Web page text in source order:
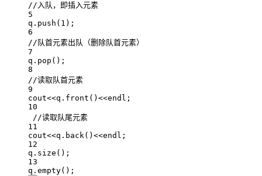
//入队，即插入元素
5
q. push ( 1 );
6
//队首元素出队（删除队首元素）
7
q. pop ();
8
//读取队首元素
9
cout<<q. front () <<endl;
10
//读取队尾元素
11
cout<<q. back() <<endl;
12
q. size ();
13
q. empty();